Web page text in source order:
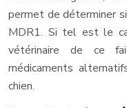
permet de déterminer
MDR1. Si tel est le
vétérinaire de ce
médicaments
chien.